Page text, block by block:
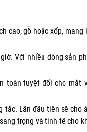
cao, gỗ hoặc xốp, mang
Với nhiều dòng sản
toàn tuyệt đối cho mắt
tắc. Lần đầu tiên sẽ cho
trọng và tinh tế cho